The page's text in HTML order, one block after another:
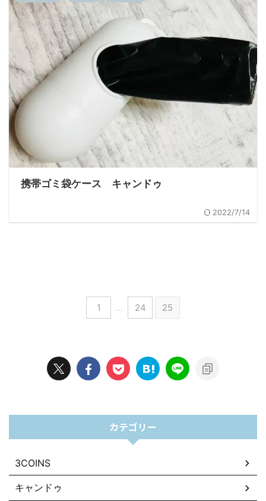
携帯ゴミ袋ケース キャンドゥ
2022/7/14
1 … 24 25
カテゴリー
3COINS
キャンドゥ